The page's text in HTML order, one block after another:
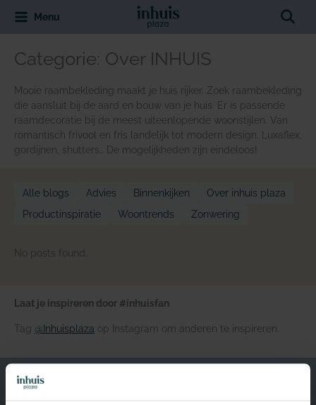
naar
inhoud
Menu
Categorie: Over INHUIS
Mooie raambekleding maakt je huis rijker. Zoek raambekleding
die aansluit bij de aard en bouw van je huis. Er is passende
raamdecoratie bij de meest uiteenlopende woonstijlen. Van
romantisch frivool en fris landelijk tot modern design. Luxaflex,
gordijnen, shutters… De mogelijkheden zijn eindeloos!
Alle blogs Advies Binnenkijken
Over inhuis plaza
Productinspiratie
Woontrends Zonwering
No posts found.
Laat je inspireren door #inhuisfan
Tag @Inhuisplaza op Instagram om anderen te inspireren.